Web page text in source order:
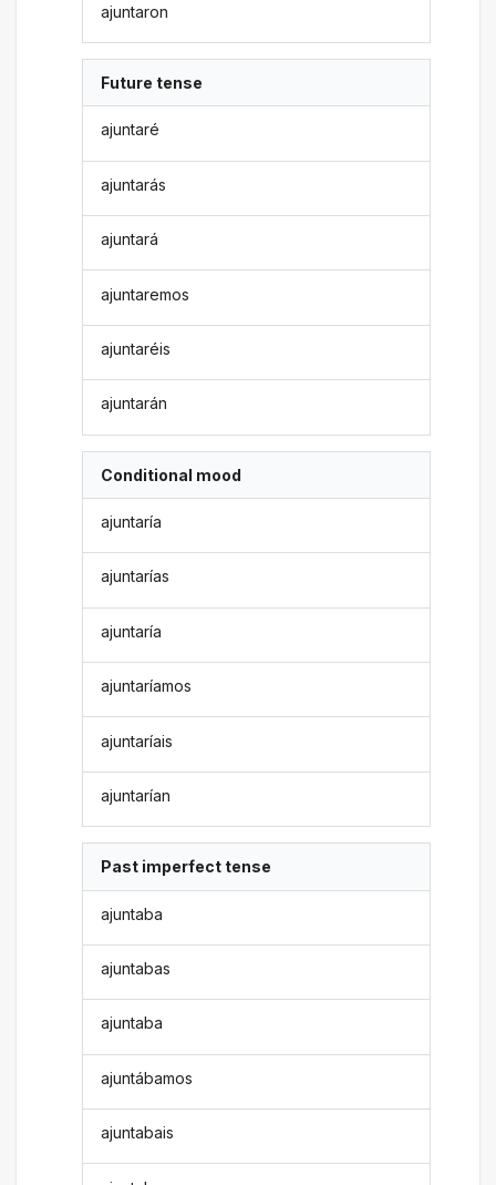
ajuntaron
Future tense
ajuntaré
ajuntarás
ajuntará
ajuntaremos
ajuntaréis
ajuntarán
Conditional mood
ajuntaría
ajuntarías
ajuntaría
ajuntaríamos
ajuntaríais
ajuntarían
Past imperfect tense
ajuntaba
ajuntabas
ajuntaba
ajuntábamos
ajuntabais